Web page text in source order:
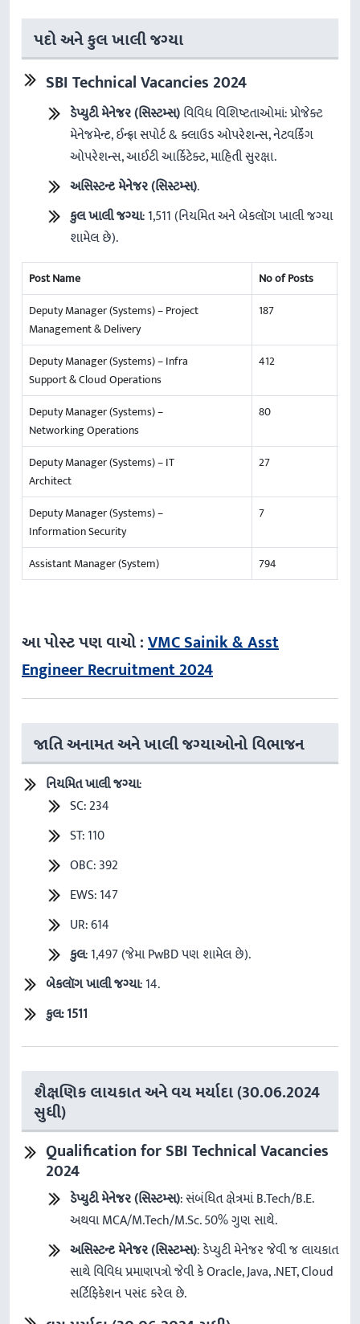
પદો અને કુલ ખાલી જગ્યા
SBI Technical Vacancies 2024
ડેપ્યુટીમેનેજર(સિસ્ટમ્સ)વિવિધ વિશિષ્ટતાઓમાં: પ્રોજેક્ટ
મેનેજમેન્ટ, ઈન્ફ્રા સપોર્ટ & ક્લાઉડ ઓપરેશન્સ, નેટવર્કિંગ
ઓપરેશન્સ, આઈટી આર્કિટેક્ટ, માહિતી સુરક્ષા.
અસિસ્ટન્ટમેનેજર(સિસ્ટમ્સ).
કુલખાલીજગ્યા: 1,511 (નિયમિત અને બેકલૉગ ખાલી જગ્યા
શામેલ છે).
Post Name
No of Posts
Deputy Manager (Systems) – Project
Management & Delivery
187
Deputy Manager (Systems) – Infra
Support & Cloud Operations
412
Deputy Manager (Systems) –
Networking Operations
80
Deputy Manager (Systems) – IT
Architect
27
Deputy Manager (Systems) –
Information Security
7
Assistant Manager (System) 794
આ પોસ્ટ પણ વાચો :VMC Sainik & Asst
Engineer Recruitment 2024
જાતિ અનામત અને ખાલી જગ્યાઓનો વિભાજન
નિયમિતખાલીજગ્યા:
SC: 234
ST: 110
OBC: 392
EWS: 147
UR: 614
કુલ: 1,497 (જેમા PwBD પણ શામેલ છે).
બેકલૉગખાલીજગ્યા: 14.
કુલ: 1511
શૈક્ષણિક લાયકાત અને વય મર્યાદા (30.06.2024
સુધી)
Qualification for SBI Technical Vacancies
2024
ડેપ્યુટીમેનેજર(સિસ્ટમ્સ): સંબંધિત ક્ષેત્રમાં B.Tech/B.E.
અથવા MCA/M.Tech/M.Sc. 50% ગુણ સાથે.
અસિસ્ટન્ટમેનેજર(સિસ્ટમ્સ): ડેપ્યુટી મેનેજર જેવી જ લાયકાત
સાથે વિવિધ પ્રમાણપત્રો જેવી કે Oracle, Java, .NET, Cloud
સર્ટિફિકેશન પસંદ કરેલ છે.